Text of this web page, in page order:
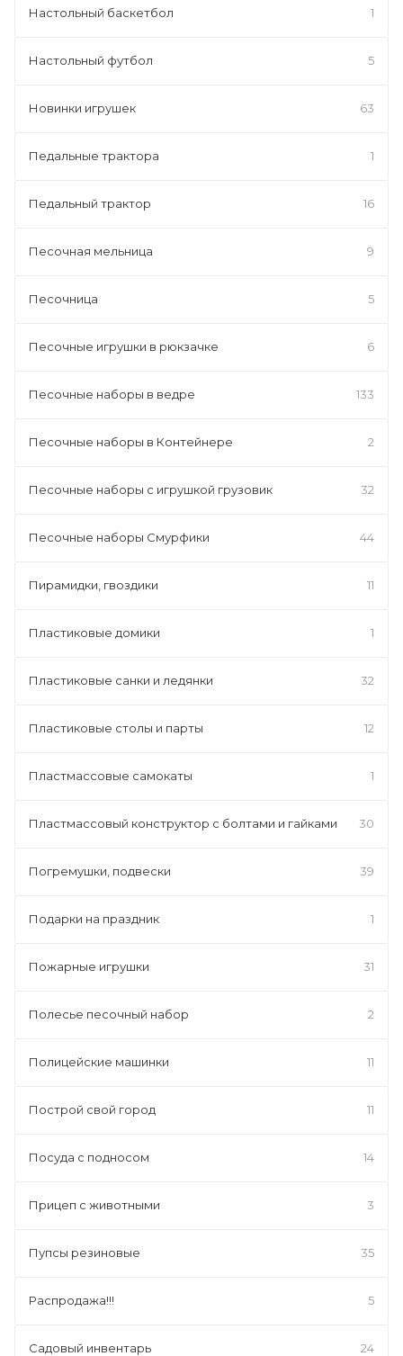
Настольный баскетбол 1
Настольный футбол 5
Новинки игрушек 63
Педальные трактора 1
Педальный трактор 16
Песочная мельница 9
Песочница 5
Песочные игрушки в рюкзачке 6
Песочные наборы в ведре 133
Песочные наборы в Контейнере 2
Песочные наборы с игрушкой грузовик 32
Песочные наборы Смурфики 44
Пирамидки, гвоздики 11
Пластиковые домики 1
Пластиковые санки и ледянки 32
Пластиковые столы и парты 12
Пластмассовые самокаты 1
Пластмассовый конструктор с болтами и гайками 30
Погремушки, подвески 39
Подарки на праздник 1
Пожарные игрушки 31
Полесье песочный набор 2
Полицейские машинки 11
Построй свой город 11
Посуда с подносом 14
Прицеп с животными 3
Пупсы резиновые 35
Распродажа!!! 5
Садовый инвентарь 24